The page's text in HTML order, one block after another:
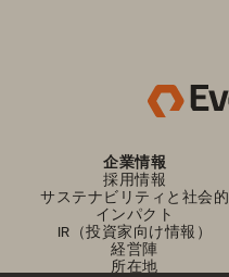
企業情報
採用情報
サステナビリティと社会的
インパクト
IR（投資家向け情報）
経営陣
所在地